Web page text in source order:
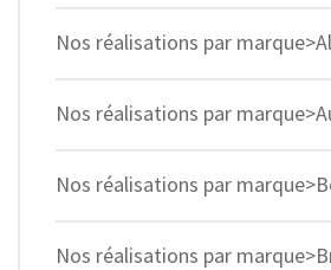
Nos réalisations par
Nos réalisations par
Nos réalisations par
Nos réalisations par